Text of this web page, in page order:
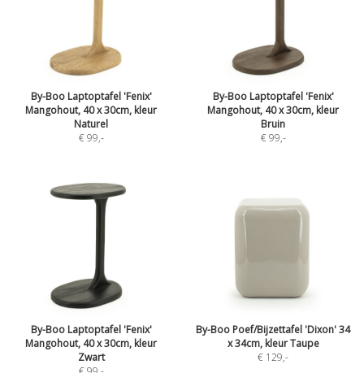
By-Boo Laptoptafel 'Fenix'
Mangohout, 40 x 30cm, kleur
Naturel
€ 99,-
By-Boo Laptoptafel 'Fenix'
Mangohout, 40 x 30cm, kleur
Bruin
€ 99,-
By-Boo Laptoptafel 'Fenix'
Mangohout, 40 x 30cm, kleur
Zwart
By-Boo Poef/Bijzettafel 'Dixon' 34
x 34cm, kleur Taupe
€ 129,-